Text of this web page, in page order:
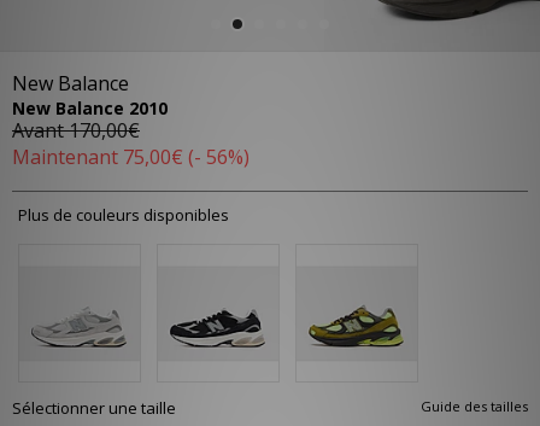
New Balance
New Balance 2010
Avant170,00€
Maintenant 75,00€ (- 56%)
Plus de couleurs disponibles
Guide des tailles
Sélectionner une taille